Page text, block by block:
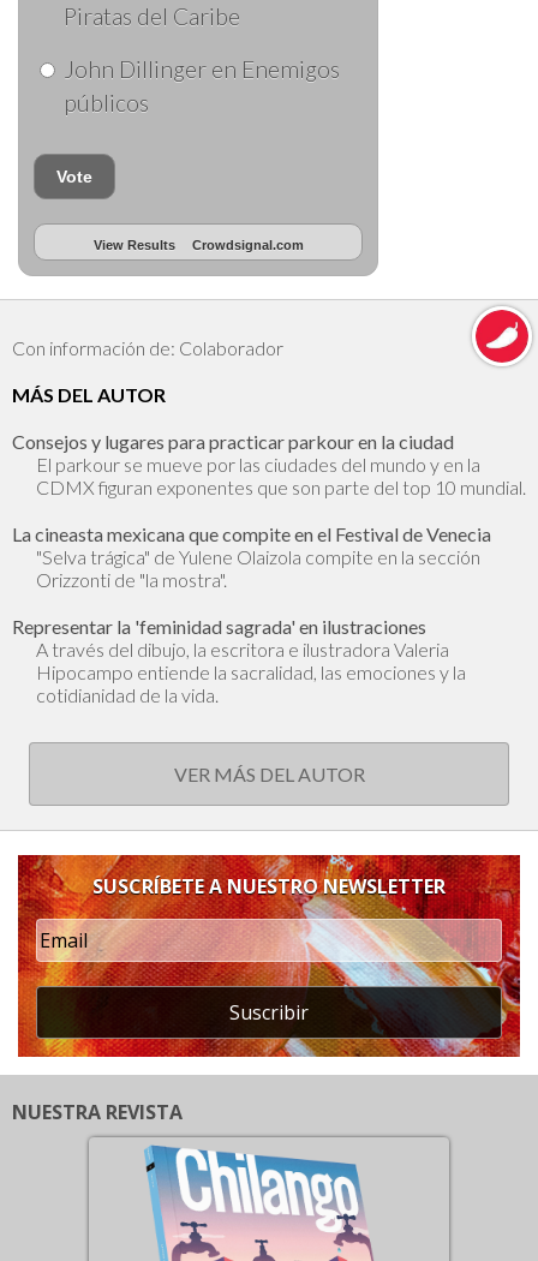
Piratas del Caribe
John Dillinger en Enemigos
públicos
Vote
View Results Crowdsignal.com
Con información de: Colaborador
MÁS DEL AUTOR
Consejos y lugares para practicar parkour en la ciudad
El parkour se mueve por las ciudades del mundo y en la
CDMX figuran exponentes que son parte del top 10 mundial.
La cineasta mexicana que compite en el Festival de Venecia
"Selva trágica" de Yulene Olaizola compite en la sección
Orizzonti de "la mostra".
Representar la 'feminidad sagrada' en ilustraciones
A través del dibujo, la escritora e ilustradora Valeria
Hipocampo entiende la sacralidad, las emociones y la
cotidianidad de la vida.
VER MÁS DEL AUTOR
SUSCRÍBETE A NUESTRO NEWSLETTER
Suscribir
NUESTRA REVISTA